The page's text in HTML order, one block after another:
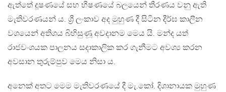
ඇත්තේ දූෂණයේ සහ භීෂණයේ බලයෙන් තීරණය වනු ඇති
මැතිවරණයන් ය. ශ්‍රී ලංකාව අද මුහුණ දී සිටින දීර්ඝ කාලීන
වශයෙන් අතිශය බිහිසුණූ අවදානම මෙය යි. මන්ද යත්
රාජවංශයක පාලනය සදාකාලික කර ගැනීමට අවශ්‍ය කරන
අවසාන තුරුම්පුව මෙය නිසා ය.
අනෙක් අතට මෙම මැතිවරණයේ දී මැ.කෝ. දිශානායක මුහුණ